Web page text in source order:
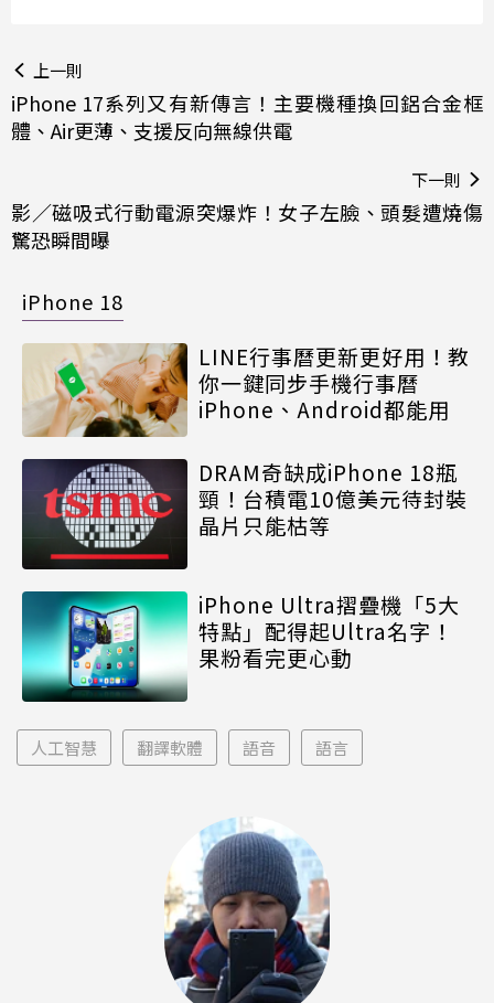
上一則
iPhone 17系列又有新傳言！主要機種換回鋁合金框
體、Air更薄、支援反向無線供電
下一則
影／磁吸式行動電源突爆炸！女子左臉、頭髮遭燒傷
驚恐瞬間曝
iPhone 18
LINE行事曆更新更好用！教
你一鍵同步手機行事曆
iPhone、Android都能用
DRAM奇缺成iPhone 18瓶
頸！台積電10億美元待封裝
晶片只能枯等
iPhone Ultra摺疊機「5大
特點」配得起Ultra名字！
果粉看完更心動
人工智慧 翻譯軟體 語音 語言